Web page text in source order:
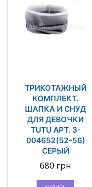
ТРИКОТАЖНЫЙ
КОМПЛЕКТ.
ШАПКА И СНУД
ДЛЯ ДЕВОЧКИ
TUTU АРТ. 3-
004652(52-56)
СЕРЫЙ
680 грн